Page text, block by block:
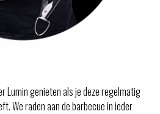
Lumin genieten als je deze regelmatig
We raden aan de barbecue in ieder